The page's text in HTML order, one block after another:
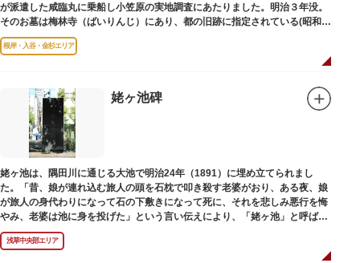
が派遣した咸臨丸に乗船し小笠原の実地調査にあたりました。明治３年没。
そのお墓は梅林寺（ばいりんじ）にあり、都の旧跡に指定されている(昭和３
年指定)。
根岸・入谷・金杉エリア
姥ヶ池碑
姥ヶ池は、隅田川に通じる大池で明治24年（1891）に埋め立てられまし
た。「昔、娘が連れ込む旅人の頭を石枕で叩き殺す老婆がおり、ある夜、娘
が旅人の身代わりになって石の下敷きになって死に、それを悲しみ悪行を悔
やみ、老婆は池に身を投げた」という言い伝えにより、「姥ヶ池」と呼ばれ
ていました。その碑は花川戸公園内にあります。
浅草中央部エリア